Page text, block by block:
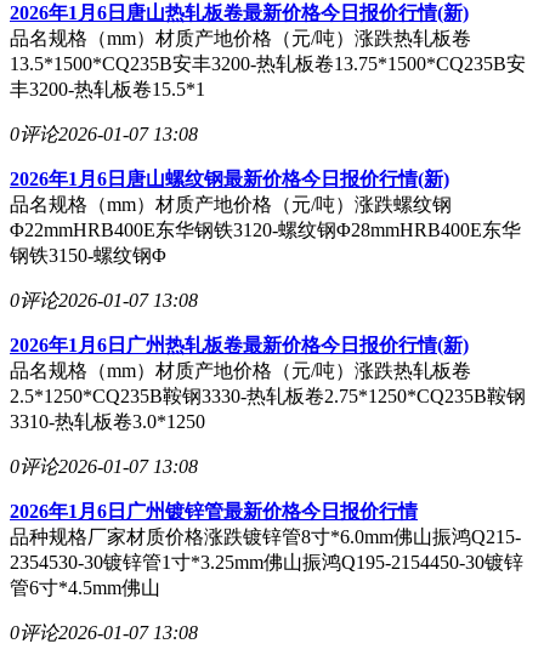
2026年1月6日唐山热轧板卷最新价格今日报价行情(新)
品名规格（mm）材质产地价格（元/吨）涨跌热轧板卷
13.5*1500*CQ235B安丰3200-热轧板卷13.75*1500*CQ235B安
丰3200-热轧板卷15.5*1
0评论2026-01-07 13:08
2026年1月6日唐山螺纹钢最新价格今日报价行情(新)
品名规格（mm）材质产地价格（元/吨）涨跌螺纹钢
Φ22mmHRB400E东华钢铁3120-螺纹钢Φ28mmHRB400E东华
钢铁3150-螺纹钢Φ
0评论2026-01-07 13:08
2026年1月6日广州热轧板卷最新价格今日报价行情(新)
品名规格（mm）材质产地价格（元/吨）涨跌热轧板卷
2.5*1250*CQ235B鞍钢3330-热轧板卷2.75*1250*CQ235B鞍钢
3310-热轧板卷3.0*1250
0评论2026-01-07 13:08
2026年1月6日广州镀锌管最新价格今日报价行情
品种规格厂家材质价格涨跌镀锌管8寸*6.0mm佛山振鸿Q215-
2354530-30镀锌管1寸*3.25mm佛山振鸿Q195-2154450-30镀锌
管6寸*4.5mm佛山
0评论2026-01-07 13:08